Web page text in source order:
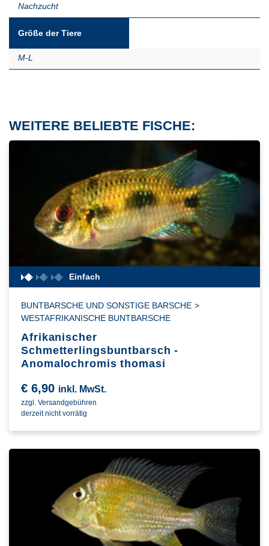
Nachzucht
Größe der Tiere
M-L
WEITERE BELIEBTE FISCHE:
Einfach
BUNTBARSCHE UND SONSTIGE BARSCHE >
WESTAFRIKANISCHE BUNTBARSCHE
Afrikanischer
Schmetterlingsbuntbarsch -
Anomalochromis thomasi
€ 6,90 inkl. MwSt.
zzgl. Versandgebühren
derzeit nicht vorrätig